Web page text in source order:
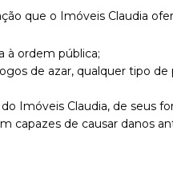
que o Imóveis Claudia
à ordem pública;
de azar, qualquer tipo
Imóveis Claudia, de seus
capazes de causar danos